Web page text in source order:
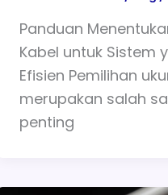
Panduan
Kabel untuk Sistem
Efisien Pemilihan
merupakan salah
penting